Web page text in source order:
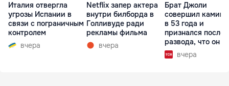
Италия отвергла
угрозы Испании в
связи с пограничным
контролем
вчера
Netflix запер актера
внутри билборда в
Голливуде ради
рекламы фильма
вчера
Брат Джоли
совершил
в 53 года и
признался после
развода, что он
вчера